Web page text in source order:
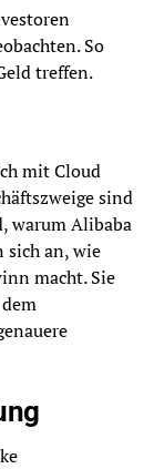
So
treffen.
mit Cloud
sind
warum Alibaba
sich an, wie
macht. Sie